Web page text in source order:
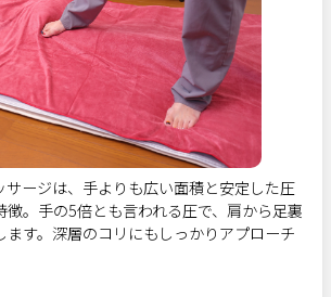
サージは、手よりも広い面積と安定した圧
徴。手の5倍とも言われる圧で、肩から足裏
ます。深層のコリにもしっかりアプローチ